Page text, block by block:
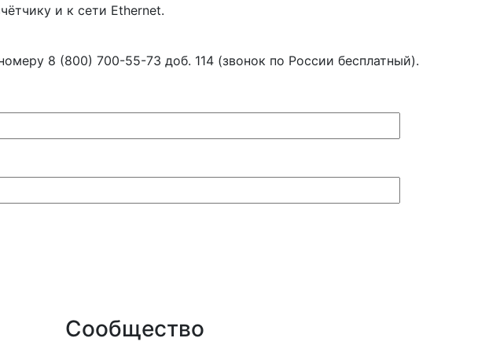
и к сети Ethernet.
8 (800) 700-55-73 доб. 114 (звонок по России бесплатный).
Сообщество